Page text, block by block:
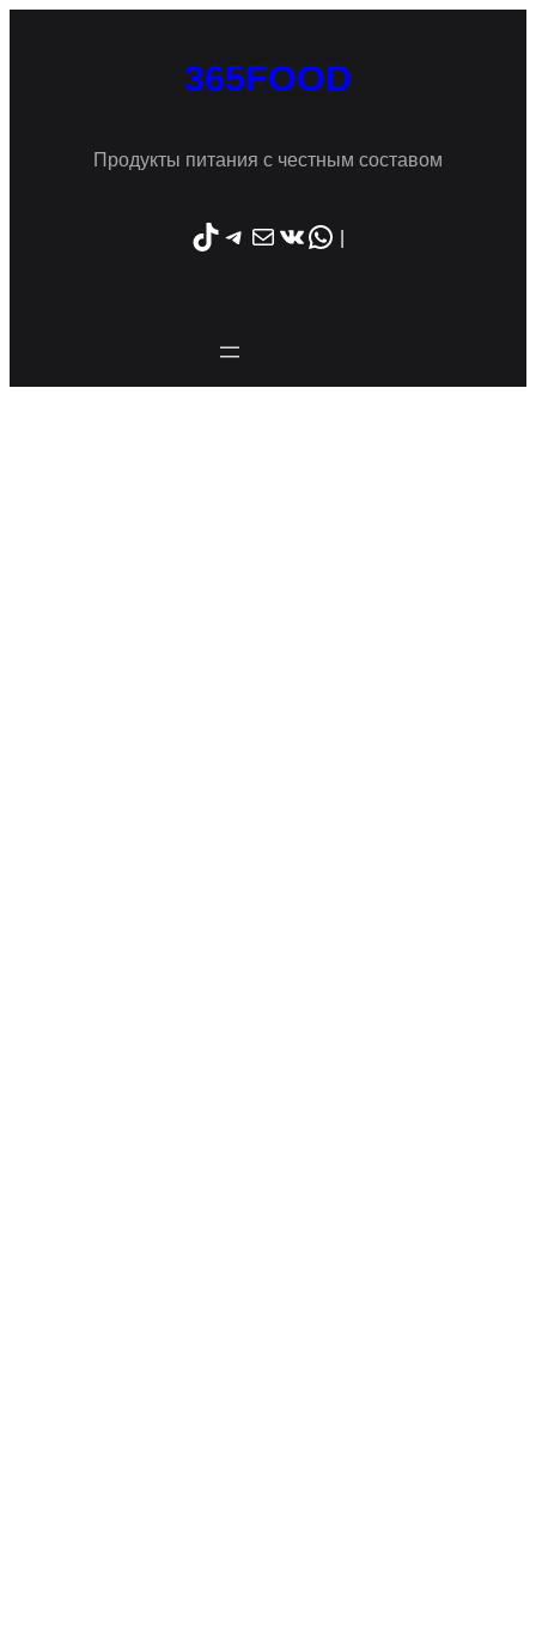
365FOOD
Продукты питания с честным составом
TikTok Telegram Почта ВКонтакте WhatsApp |